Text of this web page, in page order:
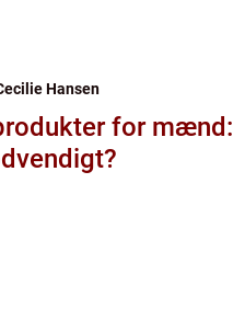
Hansen
for mænd: